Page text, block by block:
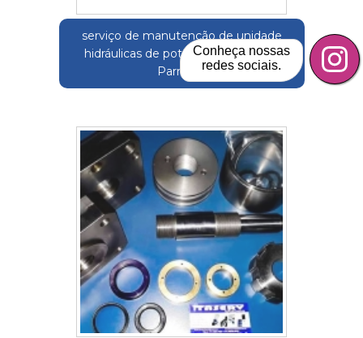
serviço de manutenção de unidade
hidráulicas de potência Santana de
Parnaíba
Conheça nossas
redes sociais.